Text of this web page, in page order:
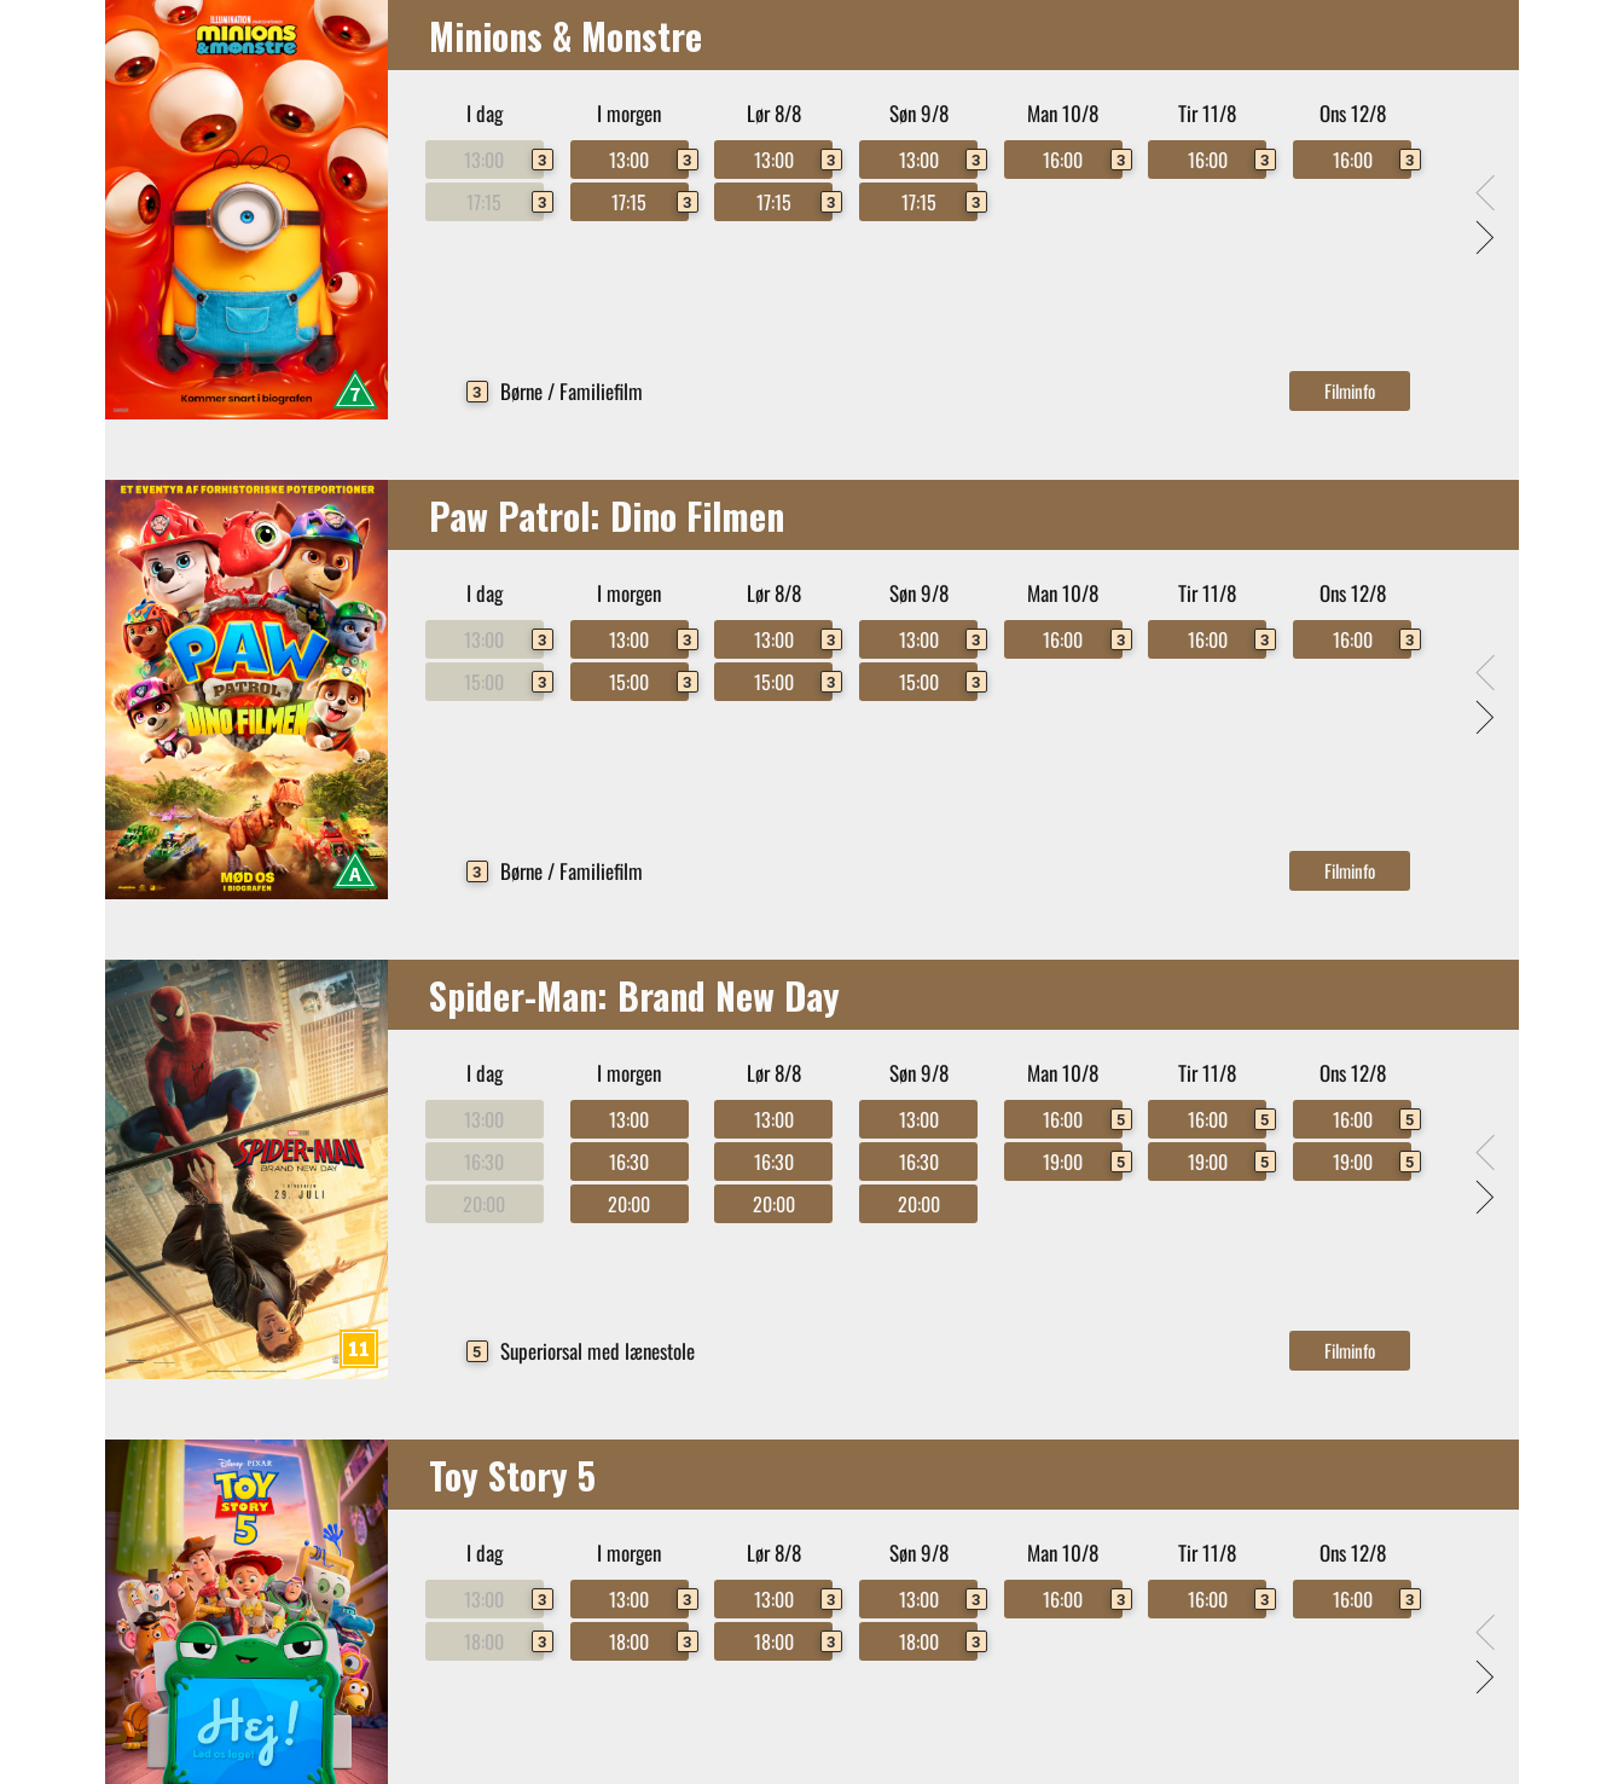
Minions & Monstre
I dag
13:00 3
17:15 3
I morgen
13:00 3
17:15 3
Lør 8/8
13:00 3
17:15 3
Søn 9/8
13:00 3
17:15 3
Man 10/8
16:00 3
Tir 11/8
16:00 3
Ons 12/8
16:00 3
3 Børne / Familiefilm
Paw Patrol: Dino Filmen
I dag
13:00 3
15:00 3
I morgen
13:00 3
15:00 3
Lør 8/8
13:00 3
15:00 3
Søn 9/8
13:00 3
15:00 3
Man 10/8
16:00 3
Tir 11/8
16:00 3
Ons 12/8
16:00 3
3 Børne / Familiefilm
Spider-Man: Brand New Day
I dag
13:00
16:30
20:00
I morgen
13:00
16:30
20:00
Lør 8/8
13:00
16:30
20:00
Søn 9/8
13:00
16:30
20:00
Man 10/8
16:00 5
19:00 5
Tir 11/8
16:00 5
19:00 5
Ons 12/8
16:00 5
19:00 5
5 Superiorsal med lænestole
Toy Story 5
I dag
13:00 3
18:00 3
I morgen
13:00 3
18:00 3
Lør 8/8
13:00 3
18:00 3
Søn 9/8
13:00 3
18:00 3
Man 10/8
16:00 3
Tir 11/8
16:00 3
Ons 12/8
16:00 3